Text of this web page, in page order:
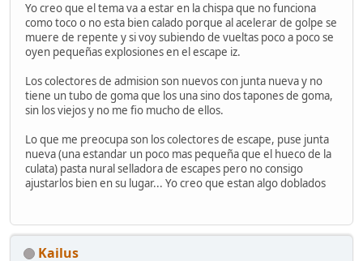
Yo creo que el tema va a estar en la chispa que no funciona
como toco o no esta bien calado porque al acelerar de golpe se
muere de repente y si voy subiendo de vueltas poco a poco se
oyen pequeñas explosiones en el escape iz.
Los colectores de admision son nuevos con junta nueva y no
tiene un tubo de goma que los una sino dos tapones de goma,
sin los viejos y no me fio mucho de ellos.
Lo que me preocupa son los colectores de escape, puse junta
nueva (una estandar un poco mas pequeña que el hueco de la
culata) pasta nural selladora de escapes pero no consigo
ajustarlos bien en su lugar... Yo creo que estan algo doblados
Kailus